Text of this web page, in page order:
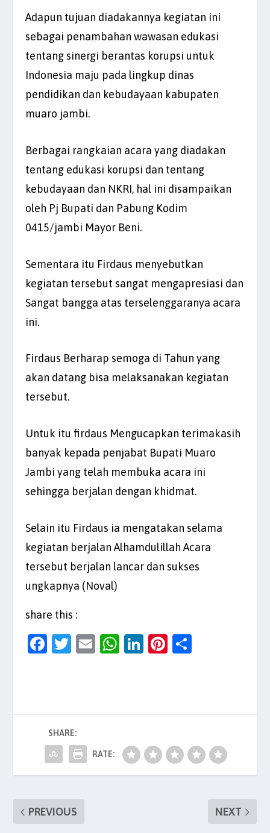
Adapun tujuan diadakannya kegiatan ini
sebagai penambahan wawasan edukasi
tentang sinergi berantas korupsi untuk
Indonesia maju pada lingkup dinas
pendidikan dan kebudayaan kabupaten
muaro jambi.
Berbagai rangkaian acara yang diadakan
tentang edukasi korupsi dan tentang
kebudayaan dan NKRI, hal ini disampaikan
oleh Pj Bupati dan Pabung Kodim
0415/jambi Mayor Beni.
Sementara itu Firdaus menyebutkan
kegiatan tersebut sangat mengapresiasi dan
Sangat bangga atas terselenggaranya acara
ini.
Firdaus Berharap semoga di Tahun yang
akan datang bisa melaksanakan kegiatan
tersebut.
Untuk itu firdaus Mengucapkan terimakasih
banyak kepada penjabat Bupati Muaro
Jambi yang telah membuka acara ini
sehingga berjalan dengan khidmat.
Selain itu Firdaus ia mengatakan selama
kegiatan berjalan Alhamdulillah Acara
tersebut berjalan lancar dan sukses
ungkapnya (Noval)
share this :
F
b
o
o
k
T
E
W
A
p
p
Li
dI
n
Pi
t
SHARE:
RATE:
PREVIOUS NEXT